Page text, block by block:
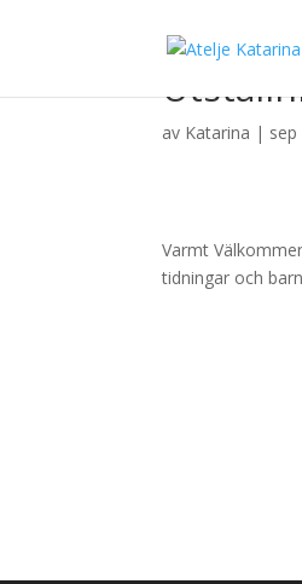
av Katarina |
Varmt
tidningar och